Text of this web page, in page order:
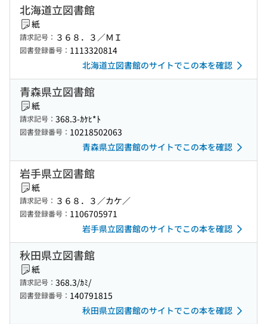
北海道立図書館
紙
請求記号： ３６８．３／ＭＩ
図書登録番号： 1113320814
北海道立図書館のサイトでこの本を確認
青森県立図書館
紙
請求記号： 368.3-ｶｹﾋ*ﾄ
図書登録番号： 10218502063
青森県立図書館のサイトでこの本を確認
岩手県立図書館
紙
請求記号： ３６８．３／カケ／
図書登録番号： 1106705971
岩手県立図書館のサイトでこの本を確認
秋田県立図書館
紙
請求記号： 368.3/ｶﾐ/
図書登録番号： 140791815
秋田県立図書館のサイトでこの本を確認